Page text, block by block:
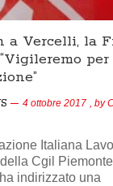
a Vercelli, la
4 ottobre 2017 , by
Italiana
Cgil
indirizzato una